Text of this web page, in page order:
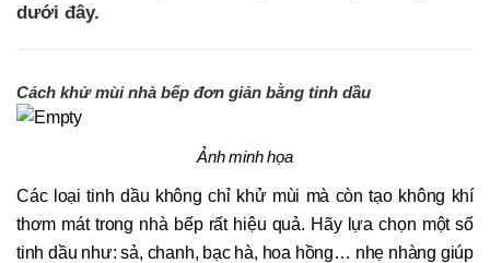
dưới đây.
Cách khử mùi nhà bếp đơn giản bằng tinh dầu
Ảnh minh họa
Các loại tinh dầu không chỉ khử mùi mà còn tạo không khí
thơm mát trong nhà bếp rất hiệu quả. Hãy lựa chọn một số
tinh dầu như: sả, chanh, bạc hà, hoa hồng… nhẹ nhàng giúp